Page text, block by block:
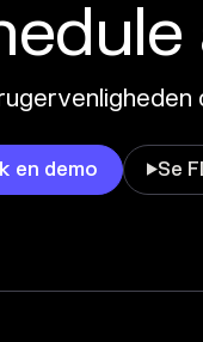
en demo Se